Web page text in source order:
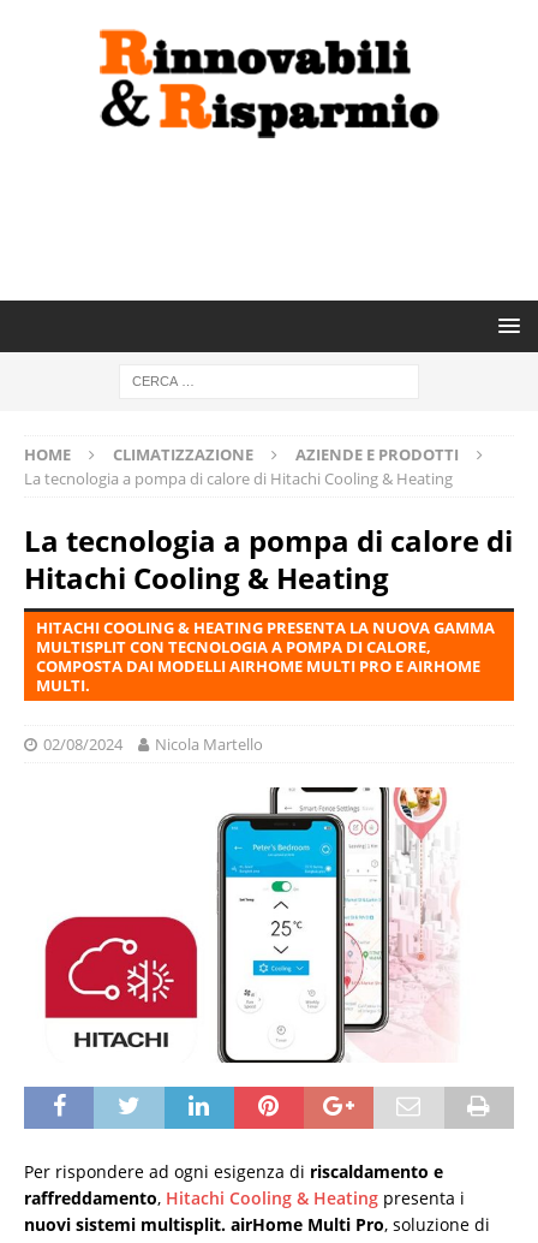
HOME CLIMATIZZAZIONE
AZIENDE E PRODOTTI
La tecnologia a pompa di calore di Hitachi Cooling & Heating
La tecnologia a pompa di calore di
Hitachi Cooling & Heating
HITACHI COOLING & HEATING PRESENTA LA NUOVA GAMMA
MULTISPLIT CON TECNOLOGIA A POMPA DI CALORE,
COMPOSTA DAI MODELLI AIRHOME MULTI PRO E AIRHOME
MULTI.
02/08/2024 Nicola Martello
Per rispondere ad ogni esigenza di riscaldamento e
raffreddamento, Hitachi Cooling & Heating presenta i
nuovi sistemi multisplit. airHome Multi Pro, soluzione di